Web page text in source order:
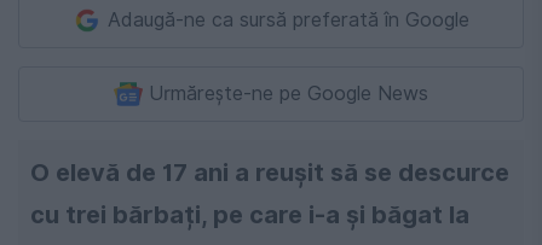
Adaugă-ne ca sursă preferată în Google
Urmărește-ne pe Google News
O elevă de 17 ani a reușit să se descurce
cu trei bărbați, pe care i-a și băgat la